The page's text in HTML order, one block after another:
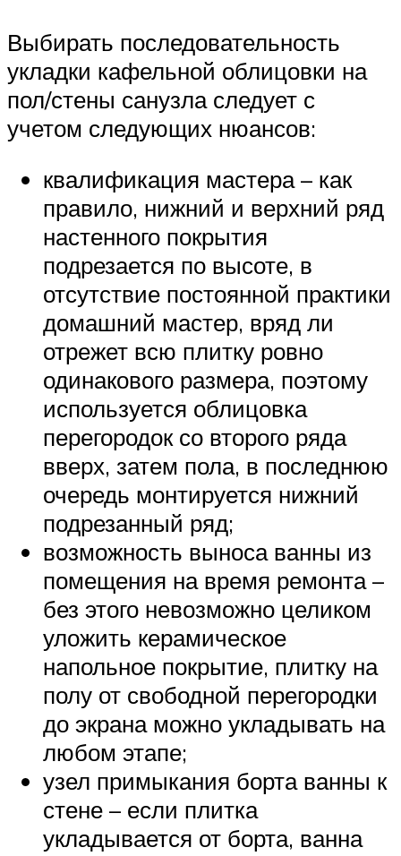
Выбирать последовательность
укладки кафельной облицовки на
пол/стены санузла следует с
учетом следующих нюансов:
квалификация мастера – как
правило, нижний и верхний ряд
настенного покрытия
подрезается по высоте, в
отсутствие постоянной практики
домашний мастер, вряд ли
отрежет всю плитку ровно
одинакового размера, поэтому
используется облицовка
перегородок со второго ряда
вверх, затем пола, в последнюю
очередь монтируется нижний
подрезанный ряд;
возможность выноса ванны из
помещения на время ремонта –
без этого невозможно целиком
уложить керамическое
напольное покрытие, плитку на
полу от свободной перегородки
до экрана можно укладывать на
любом этапе;
узел примыкания борта ванны к
стене – если плитка
укладывается от борта, ванна